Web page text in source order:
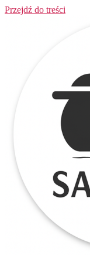
Przejdź do treści